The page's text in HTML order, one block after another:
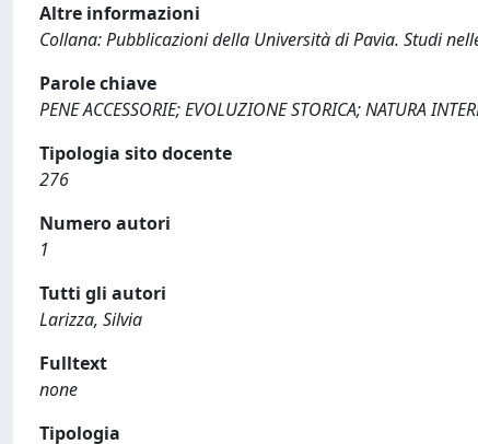
Altre informazioni
Collana: Pubblicazioni della Università di Pavia. Studi
Parole chiave
PENE ACCESSORIE; EVOLUZIONE STORICA; NATURA
Tipologia sito docente
276
Numero autori
1
Tutti gli autori
Larizza, Silvia
Fulltext
none
Tipologia